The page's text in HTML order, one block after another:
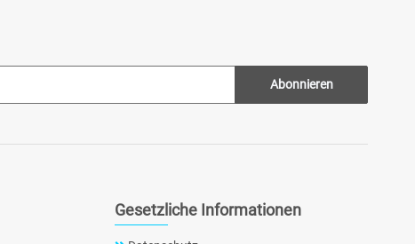
Abonnieren
Gesetzliche Informationen